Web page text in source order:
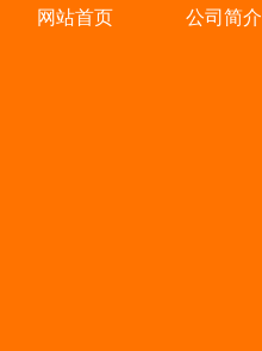
网站首页 公司简介